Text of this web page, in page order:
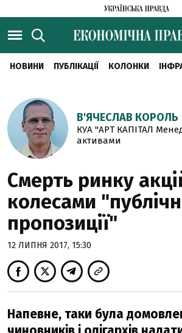
НОВИНИ ПУБЛІКАЦІЇ КОЛОНКИ
В'ЯЧЕСЛАВ КОРОЛЬ
КУА "АРТ КАПІТАЛ
активами
Смерть ринку
колесами
пропозиції"
12 ЛИПНЯ 2017, 15:30
Напевне, таки була